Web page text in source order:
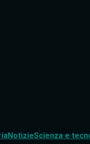
NotizieScienza e